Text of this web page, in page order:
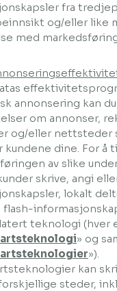
fra
og/eller like
med
annonsering kan
om annonser,
og/eller nettsteder
kundene dine. For å
av slike
skrive, angi
lokalt
teknologi (hver
» og
»).
kan
steder,